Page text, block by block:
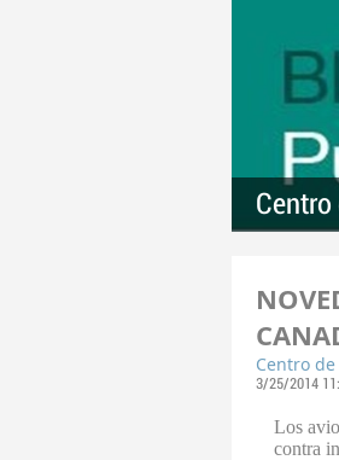
Centro
Centro
3/25/2014
Los
contra